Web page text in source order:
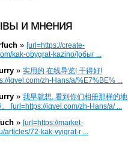
и мнения
» [url=https://create-
kak-obygrat-kazino/]обыг ...
» 实用的 在线导览! 干得好!
iqvel.com/zh-Hans/a/%E7%BE% ...
» 我早就想, 看到你们相册那样的地
[url=https://iqvel.com/zh-Hans/a/ ...
» [url=https://market-
articles/72-kak-vyigrat-r ...